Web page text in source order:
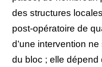
des structures
post-opératoire de
d’une intervention
du bloc ; elle dépend